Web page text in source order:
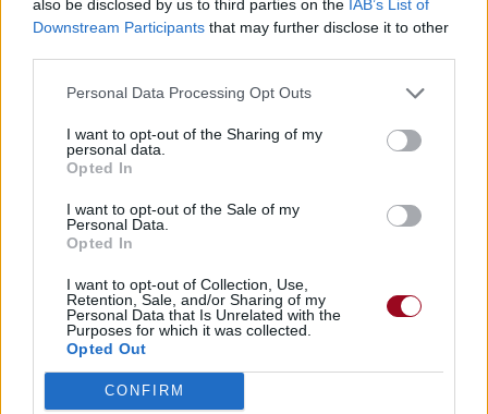
also be disclosed by us to third parties on the IAB’s List of
Downstream Participants that may further disclose it to other
Personal Data Processing Opt Outs
I want to opt-out of the Sharing of my
personal data.
Opted In
I want to opt-out of the Sale of my
Personal Data.
Opted In
I want to opt-out of Collection, Use,
Retention, Sale, and/or Sharing of my
Personal Data that Is Unrelated with the
Purposes for which it was collected.
Opted Out
CONFIRM
2010 à 12h35.
Chanteurs :
Miley Cyrus
Paroles + Traduction
Commentaires
Pour prolonger le plaisir musical :
Télécharger légalement les MP3 sur